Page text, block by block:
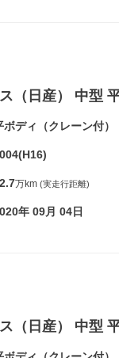
（日産） 中型
ボディ（クレーン付）
万km (実走行距離)
年 09月 04日
（日産） 中型